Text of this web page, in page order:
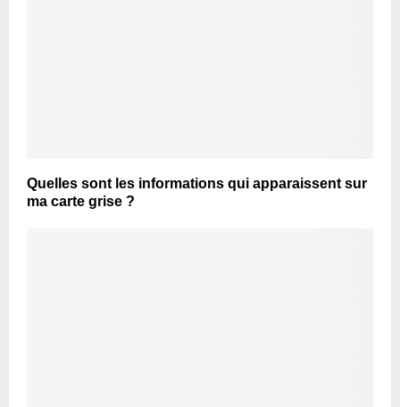
Quelles sont les informations qui apparaissent sur
ma carte grise ?